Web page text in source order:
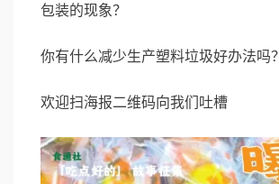
包装的现象？
你有什么减少生产塑料垃圾好办法吗？
欢迎扫海报二维码向我们吐槽